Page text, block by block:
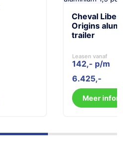
Cheval
Origins
trailer
Leasen vanaf
142,- p/m
6.425
Meer